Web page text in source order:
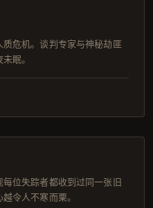
危机。谈判专家与神秘劫匪
眠。
位失踪者都收到过同一张旧
令人不寒而栗。